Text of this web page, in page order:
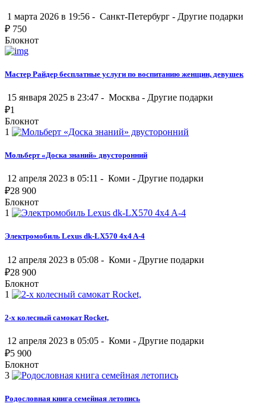
1 марта 2026 в 19:56 - Санкт-Петербург - Другие подарки
₽ 750
Блокнот
Мастер Райдер бесплатные услуги по воспитанию женщин, девушек
15 января 2025 в 23:47 - Москва - Другие подарки
₽1
Блокнот
1
Мольберт «Доска знаний» двусторонний
12 апреля 2023 в 05:11 - Коми - Другие подарки
₽28 900
Блокнот
1
Электромобиль Lexus dk-LX570 4x4 A-4
12 апреля 2023 в 05:08 - Коми - Другие подарки
₽28 900
Блокнот
1
2-х колесный самокат Rocket,
12 апреля 2023 в 05:05 - Коми - Другие подарки
₽5 900
Блокнот
3
Родословная книга семейная летопись